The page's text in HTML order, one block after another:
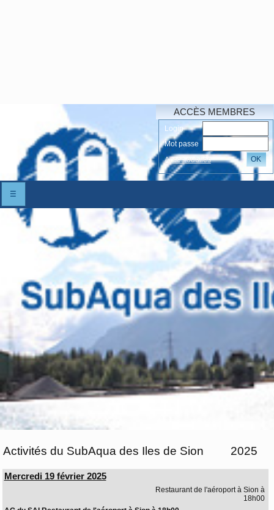
ACCÈS MEMBRES
Login
Mot passe
Accés oubliés
OK
☰
Activités du SubAqua des Iles de Sion 2025
Mercredi 19 février 2025
Restaurant de l'aéroport à Sion à
18h00